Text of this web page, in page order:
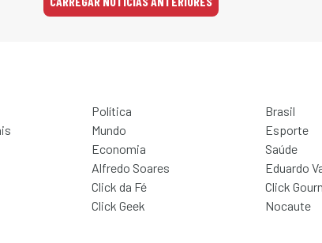
Política
Brasil
Mundo
Esporte
Economia
Saúde
Alfredo Soares
Eduardo
Click da Fé
Click
Click Geek Nocaute